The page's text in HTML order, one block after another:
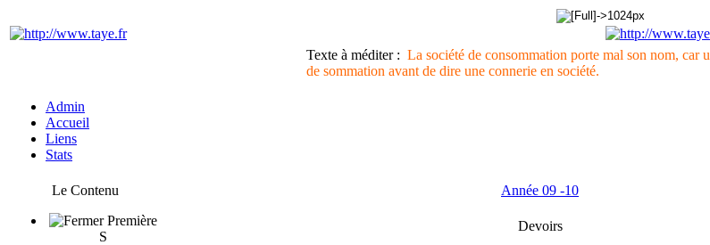
Texte à méditer : La société de consommation porte mal son nom, car
de sommation avant de dire une connerie en société.
Admin
Accueil
Liens
Stats
Le Contenu
Première
S
Année 09 -10
Devoirs